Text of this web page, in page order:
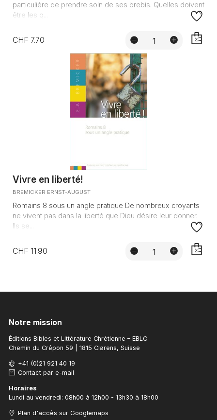
particulière de prendre soin de ses brebis. Quelles doivent
être les q...
CHF 7.70
Vivre en liberté!
BREMICKER ERNST-AUGUST
Romains 8 sous un angle pratique De nombreux croyants
ne vivent pas dans la liberté que Dieu désire leur donner.
Ils se...
CHF 11.90
Notre mission
Éditions Bibles et Littérature Chrétienne – EBLC
Chemin du Crépon 59 | 1815 Clarens, Suisse
+41 (0)21 921 40 19
Contact par e-mail
Horaires
Lundi au vendredi: 08h00 à 12h00 - 13h30 à 18h00
Plan d'accès sur Googlemaps